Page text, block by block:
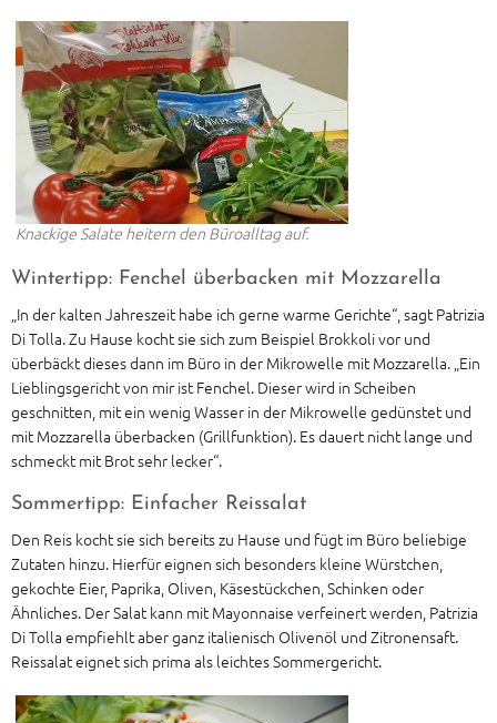
Knackige Salate heitern den Büroalltag auf.
Wintertipp: Fenchel überbacken mit Mozzarella
„In der kalten Jahreszeit habe ich gerne warme Gerichte“, sagt Patrizia
Di Tolla. Zu Hause kocht sie sich zum Beispiel Brokkoli vor und
überbäckt dieses dann im Büro in der Mikrowelle mit Mozzarella. „Ein
Lieblingsgericht von mir ist Fenchel. Dieser wird in Scheiben
geschnitten, mit ein wenig Wasser in der Mikrowelle gedünstet und
mit Mozzarella überbacken (Grillfunktion). Es dauert nicht lange und
schmeckt mit Brot sehr lecker“.
Sommertipp: Einfacher Reissalat
Den Reis kocht sie sich bereits zu Hause und fügt im Büro beliebige
Zutaten hinzu. Hierfür eignen sich besonders kleine Würstchen,
gekochte Eier, Paprika, Oliven, Käsestückchen, Schinken oder
Ähnliches. Der Salat kann mit Mayonnaise verfeinert werden, Patrizia
Di Tolla empfiehlt aber ganz italienisch Olivenöl und Zitronensaft.
Reissalat eignet sich prima als leichtes Sommergericht.